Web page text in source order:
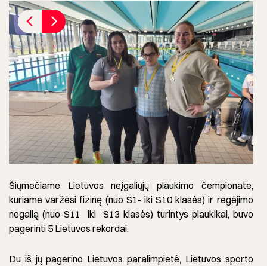
Šiųmečiame Lietuvos neįgaliųjų plaukimo čempionate,
kuriame varžėsi fizinę (nuo S1- iki S10 klasės) ir regėjimo
negalią (nuo S11 iki S13 klasės) turintys plaukikai, buvo
pagerinti 5 Lietuvos rekordai.
Du iš jų pagerino Lietuvos paralimpietė, Lietuvos sporto